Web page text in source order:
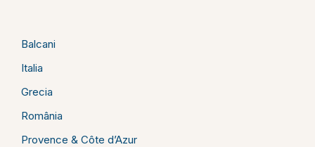
Balcani
Italia
Grecia
România
Provence & Côte d’Azur